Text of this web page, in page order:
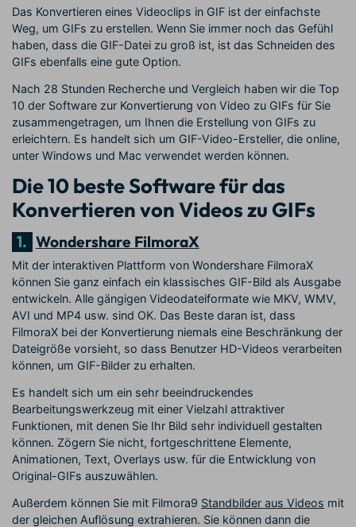
Monetarisieren Sie
Ihren Einfluss mit Filmora
Belohnungen erhalten
Blog
Das Konvertieren eines Videoclips in GIF ist der einfachste
Weg, um GIFs zu erstellen. Wenn Sie immer noch das Gefühl
haben, dass die GIF-Datei zu groß ist, ist das Schneiden des
GIFs ebenfalls eine gute Option.
Nach 28 Stunden Recherche und Vergleich haben wir die Top
10 der Software zur Konvertierung von Video zu GIFs für Sie
zusammengetragen, um Ihnen die Erstellung von GIFs zu
erleichtern. Es handelt sich um GIF-Video-Ersteller, die online,
unter Windows und Mac verwendet werden können.
Die 10 beste Software für das
Konvertieren von Videos zu GIFs
1. Wondershare FilmoraX
Mit der interaktiven Plattform von Wondershare FilmoraX
können Sie ganz einfach ein klassisches GIF-Bild als Ausgabe
entwickeln. Alle gängigen Videodateiformate wie MKV, WMV,
AVI und MP4 usw. sind OK. Das Beste daran ist, dass
FilmoraX bei der Konvertierung niemals eine Beschränkung der
Dateigröße vorsieht, so dass Benutzer HD-Videos verarbeiten
können, um GIF-Bilder zu erhalten.
Es handelt sich um ein sehr beeindruckendes
Bearbeitungswerkzeug mit einer Vielzahl attraktiver
Funktionen, mit denen Sie Ihr Bild sehr individuell gestalten
können. Zögern Sie nicht, fortgeschrittene Elemente,
Animationen, Text, Overlays usw. für die Entwicklung von
Original-GIFs auszuwählen.
Außerdem können Sie mit Filmora9 Standbilder aus Videos mit
der gleichen Auflösung extrahieren. Sie können dann die